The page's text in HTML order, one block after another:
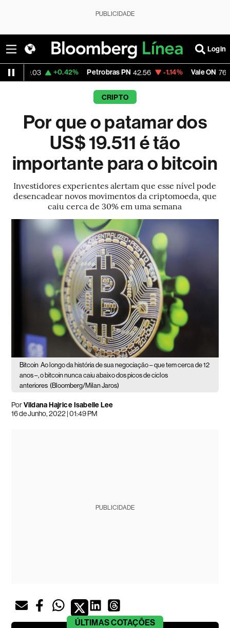
PUBLICIDADE
Login
+0.42% Petrobras PN 42.56 -1.14% Vale ON 76.05
CRIPTO
Por que o patamar dos
US$ 19.511 é tão
importante para o bitcoin
Investidores experientes alertam que esse nível pode
desencadear novos movimentos da criptomoeda, que
caiu cerca de 30% em uma semana
Bitcoin Ao longo da história de sua negociação – que tem cerca de 12
anos –, o bitcoin nunca caiu abaixo dos picos de ciclos
anteriores (Bloomberg/Milan Jaros)
PorVildana Hajric e Isabelle Lee
16 de Junho, 2022 | 01:49 PM
PUBLICIDADE
ÚLTIMASCOTAÇÕES